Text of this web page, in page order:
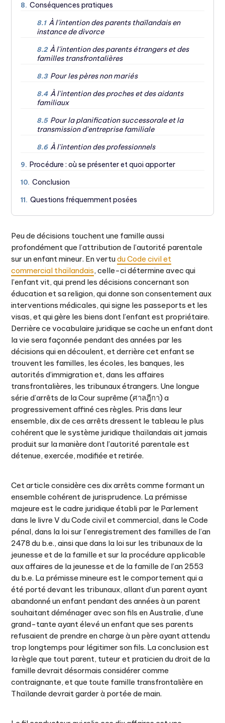
8. Conséquences pratiques
8.1 À l'intention des parents thaïlandais en
instance de divorce
8.2 À l'intention des parents étrangers et des
familles transfrontalières
8.3 Pour les pères non mariés
8.4 À l'intention des proches et des aidants
familiaux
8.5 Pour la planification successorale et la
transmission d'entreprise familiale
8.6 À l'intention des professionnels
9. Procédure : où se présenter et quoi apporter
10. Conclusion
11. Questions fréquemment posées
Peu de décisions touchent une famille aussi
profondément que l’attribution de l’autorité parentale
sur un enfant mineur. En vertudu Code civil et
commercial thaïlandais, celle-ci détermine avec qui
l’enfant vit, qui prend les décisions concernant son
éducation et sa religion, qui donne son consentement aux
interventions médicales, qui signe les passeports et les
visas, et qui gère les biens dont l’enfant est propriétaire.
Derrière ce vocabulaire juridique se cache un enfant dont
la vie sera façonnée pendant des années par les
décisions qui en découlent, et derrière cet enfant se
trouvent les familles, les écoles, les banques, les
autorités d’immigration et, dans les affaires
transfrontalières, les tribunaux étrangers. Une longue
série d’arrêts de la Cour suprême (ศาลฎีกา) a
progressivement affiné ces règles. Pris dans leur
ensemble, dix de ces arrêts dressent le tableau le plus
cohérent que le système juridique thaïlandais ait jamais
produit sur la manière dont l’autorité parentale est
détenue, exercée, modifiée et retirée.
Cet article considère ces dix arrêts comme formant un
ensemble cohérent de jurisprudence. La prémisse
majeure est le cadre juridique établi par le Parlement
dans le livre V du Code civil et commercial, dans le Code
pénal, dans la loi sur l’enregistrement des familles de l’an
2478 du b.e., ainsi que dans la loi sur les tribunaux de la
jeunesse et de la famille et sur la procédure applicable
aux affaires de la jeunesse et de la famille de l’an 2553
du b.e. La prémisse mineure est le comportement qui a
été porté devant les tribunaux, allant d’un parent ayant
abandonné un enfant pendant des années à un parent
souhaitant déménager avec son fils en Australie, d’une
grand-tante ayant élevé un enfant que ses parents
refusaient de prendre en charge à un père ayant attendu
trop longtemps pour légitimer son fils. La conclusion est
la règle que tout parent, tuteur et praticien du droit de la
famille devrait désormais considérer comme
contraignante, et que toute famille transfrontalière en
Thaïlande devrait garder à portée de main.